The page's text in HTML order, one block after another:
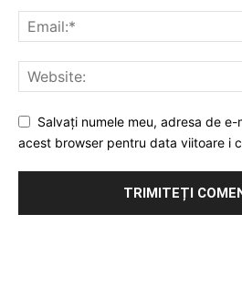
Salvați numele meu, adresa de
acest browser pentru data viitoare i